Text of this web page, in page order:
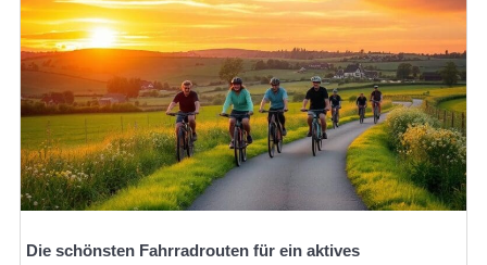
Die schönsten Fahrradrouten für ein aktives